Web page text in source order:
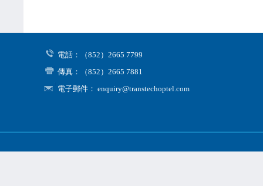
電話：（852）2665 7799
傳真：（852）2665 7881
電子郵件： enquiry@transtechoptel.com